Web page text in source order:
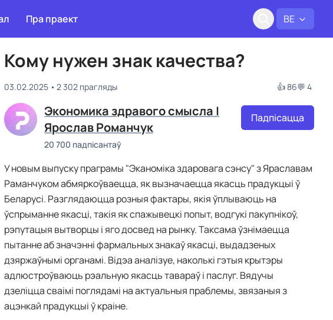
BE
Пра праект
Кому нужен знак качества?
03.02.2025 2 302 прагляды 👍 86💬 4
Экономика здравого смысла |
Ярослав Романчук
20 700 падпісантаў
Падпісацца
У новым выпуску праграмы "Эканоміка здаровага сэнсу" з Яраславам
Раманчуком абмяркоўваецца, як вызначаецца якасць прадукцыі ў
Беларусі. Разглядаюцца розныя фактары, якія ўплываюць на
ўспрыманне якасці, такія як спажывецкі попыт, водгукі пакупнікоў,
рэпутацыя вытворцы і яго досвед на рынку. Таксама ўзнімаецца
пытанне аб значэнні фармальных знакаў якасці, выдадзеных
дзяржаўнымі органамі. Відэа аналізуе, наколькі гэтыя крытэры
адлюстроўваюць рэальную якасць тавараў і паслуг. Вядучы
дзеліцца сваімі поглядамі на актуальныя праблемы, звязаныя з
ацэнкай прадукцыі ў краіне.